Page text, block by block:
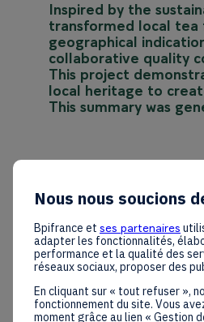
Inspired by the
transformed local tea
geographical
collaborative quality
This project
local heritage to
This summary was
Nous nous soucions
Bpifrance et ses partenaires
adapter les fonctionnalités,
performance et la qualité des
réseaux sociaux, proposer des
En cliquant sur « tout refuser »,
fonctionnement du site. Vous
moment grâce au lien « Gestion